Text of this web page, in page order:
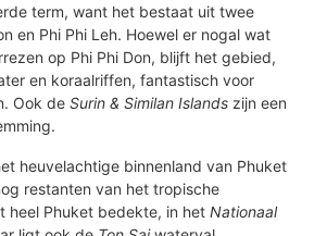
term, want het bestaat uit twee
en Phi Phi Leh. Hoewel er nogal wat
op Phi Phi Don, blijft het gebied,
en koraalriffen, fantastisch voor
Ook de Surin & Similan Islands zijn een
heuvelachtige binnenland van Phuket
restanten van het tropische
heel Phuket bedekte, in het Nationaal